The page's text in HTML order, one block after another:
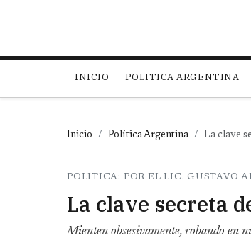
INICIO POLITICA ARGENTINA
Inicio Política Argentina La clave
POLITICA: POR EL LIC. GUSTAVO
La clave secreta
Mienten obsesivamente, robando en